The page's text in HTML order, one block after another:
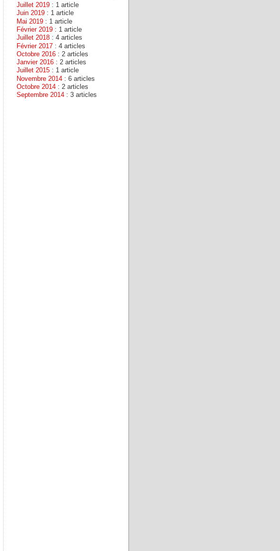
Juillet 2019 : 1 article
Juin 2019 : 1 article
Mai 2019 : 1 article
Février 2019 : 1 article
Juillet 2018 : 4 articles
Février 2017 : 4 articles
Octobre 2016 : 2 articles
Janvier 2016 : 2 articles
Juillet 2015 : 1 article
Novembre 2014 : 6 articles
Octobre 2014 : 2 articles
Septembre 2014 : 3 articles